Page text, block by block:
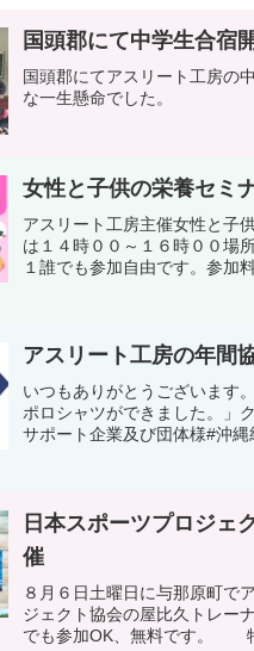
国頭郡にて中学生合宿
国頭郡にてアスリート工房の
な一生懸命でした。
女性と子供の栄養セ
アスリート工房主催女性と
は１４時００～１６時００場
１誰でも参加自由です。参加
アスリート工房の年間
いつもありがとうございます
ポロシャツができました。」
サポート企業及び団体様#沖
日本スポーツプロジ
催
８月６日土曜日に与那原町で
ジェクト協会の屋比久トレー
でも参加OK、無料です。 特